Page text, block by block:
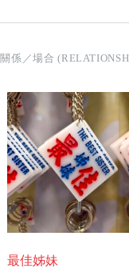
關係／場合
最佳姊妹